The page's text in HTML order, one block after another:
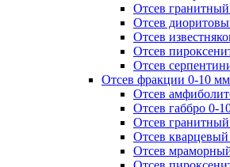
Отсев
Отсев
Отсев
Отсев
Отсев
Отсев фракции 0-10 мм
Отсев
Отсев габбро 0-
Отсев
Отсев
Отсев